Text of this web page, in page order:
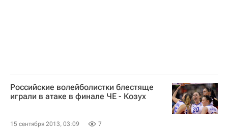
Российские волейболистки блестяще
играли в атаке в финале ЧЕ - Козух
15 сентября 2013, 03:09 7